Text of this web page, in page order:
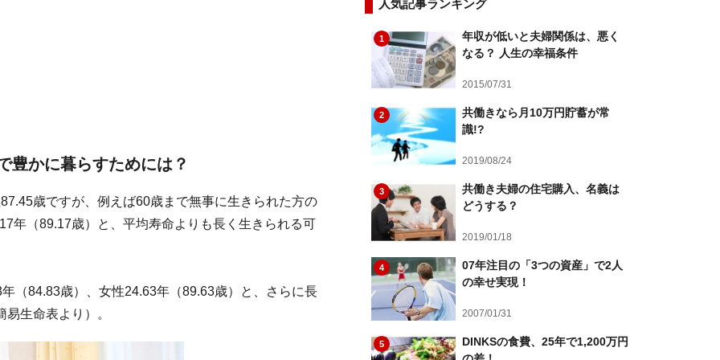
豊かに暮らすためには？
歳ですが、例えば60歳まで無事に生きられた方の
年（89.17歳）と、平均寿命よりも長く生きられる可
（84.83歳）、女性24.63年（89.63歳）と、さらに長
生命表より）。
人気記事ランキング
1
年収が低いと夫婦関係は、悪く
なる？ 人生の幸福条件
2015/07/31
2
共働きなら月10万円貯蓄が常
識!?
2019/08/24
3
共働き夫婦の住宅購入、名義は
どうする？
2019/01/18
4
07年注目の「3つの資産」で2人
の幸せ実現！
2007/01/31
5
DINKSの食費、25年で1,200万円